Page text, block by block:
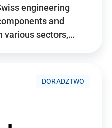
engineering
and
various sectors,…
DORADZTWO